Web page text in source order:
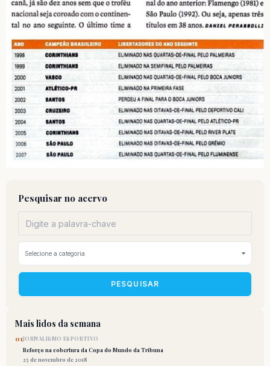
Pesquisar no acervo
PESQUISAR
Mais lidos da semana
01JORNALISMO ESPORTIVO
Reforço na cobertura da Copa do Mundo da Tribuna
25 de novembro de 2018